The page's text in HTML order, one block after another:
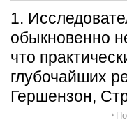
1.
обыкновенно
что
глубочайших
Гершензон,